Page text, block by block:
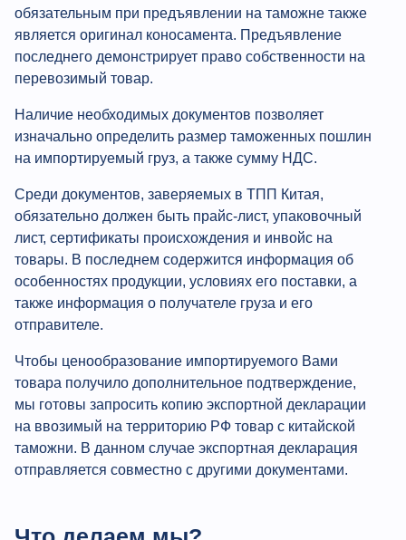
обязательным при предъявлении на таможне также
является оригинал коносамента. Предъявление
последнего демонстрирует право собственности на
перевозимый товар.
Наличие необходимых документов позволяет
изначально определить размер таможенных пошлин
на импортируемый груз, а также сумму НДС.
Среди документов, заверяемых в ТПП Китая,
обязательно должен быть прайс-лист, упаковочный
лист, сертификаты происхождения и инвойс на
товары. В последнем содержится информация об
особенностях продукции, условиях его поставки, а
также информация о получателе груза и его
отправителе.
Чтобы ценообразование импортируемого Вами
товара получило дополнительное подтверждение,
мы готовы запросить копию экспортной декларации
на ввозимый на территорию РФ товар с китайской
таможни. В данном случае экспортная декларация
отправляется совместно с другими документами.